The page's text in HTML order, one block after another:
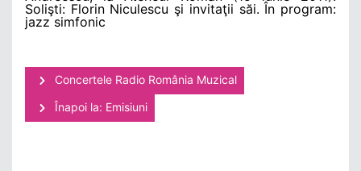
Solişti: Florin Niculescu şi invitaţii săi. În program:
jazz simfonic
Concertele Radio România Muzical
Înapoi la: Emisiuni